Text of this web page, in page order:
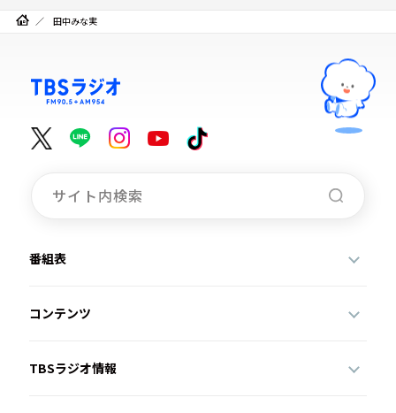
田中みな実
番組表
コンテンツ
TBSラジオ情報